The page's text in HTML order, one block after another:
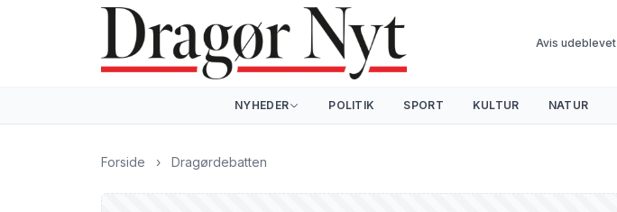
Avis udeblevet
NYHEDER POLITIK SPORT KULTUR NATUR
Forside › Dragørdebatten